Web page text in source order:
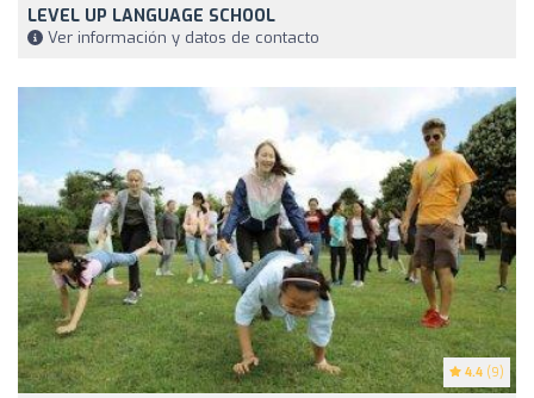
LEVEL UP LANGUAGE SCHOOL
Ver información y datos de contacto
4.4 (9)